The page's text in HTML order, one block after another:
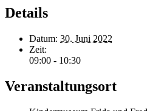
Details
Datum: 30. Juni 2022
Zeit:
09:00 - 10:30
Veranstaltungsort